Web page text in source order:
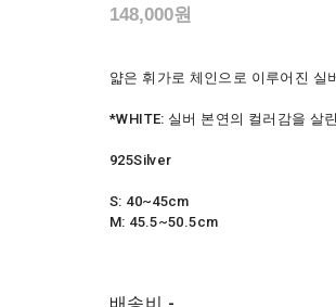
148,000원
얇은 휘가로 체인으로 이루어진 실
*WHITE: 실버 본연의 컬러감을 살
925Silver
S: 40~45cm
M: 45.5~50.5cm